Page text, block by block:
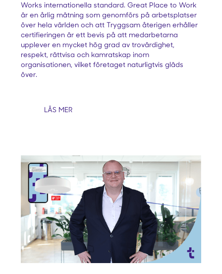
Works internationella standard. Great Place to Work
är en årlig mätning som genomförs på arbetsplatser
över hela världen och att Tryggsam återigen erhåller
certifieringen är ett bevis på att medarbetarna
upplever en mycket hög grad av trovärdighet,
respekt, rättvisa och kamratskap inom
organisationen, vilket företaget naturligtvis gläds
över.
LÄS MER